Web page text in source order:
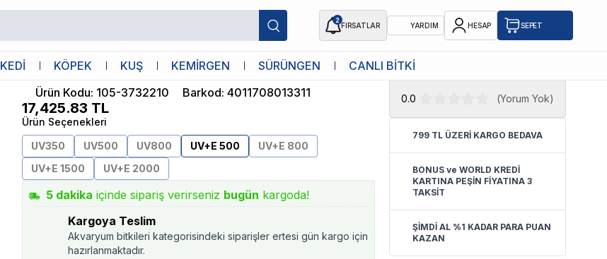
2
FIRSATLAR YARDIM HESAP SEPET
KEDİ KÖPEK KUŞ KEMİRGEN SÜRÜNGEN CANLI BİTKİ
Eheim
Eheim Reeflex UV+E 500 UV Filtre
Ürün Kodu: 105-3732210 Barkod:4011708013311
17,425.83 TL
Ürün Seçenekleri
UV350
UV500 UV800 UV+E 500
UV+E 800
UV+E 1500
UV+E 2000
5 dakika içinde sipariş verirseniz bugün kargoda!
Kargoya Teslim
Akvaryum bitkileri kategorisindeki siparişler ertesi gün kargo için
hazırlanmaktadır.
★ Atakan Petshop,
satıcısıdır.
0.0 (Yorum Yok)
799 TL ÜZERİ KARGO BEDAVA
BONUS ve WORLD KREDİ
KARTINA PEŞİN FİYATINA 3
TAKSİT
ŞİMDİ AL %1 KADAR PARA PUAN
KAZAN